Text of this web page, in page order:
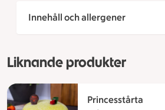
Innehåll och allergener
Liknande produkter
Princesstårta